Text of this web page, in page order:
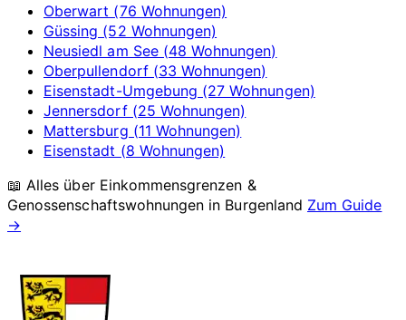
Oberwart (76 Wohnungen)
Güssing (52 Wohnungen)
Neusiedl am See (48 Wohnungen)
Oberpullendorf (33 Wohnungen)
Eisenstadt-Umgebung (27 Wohnungen)
Jennersdorf (25 Wohnungen)
Mattersburg (11 Wohnungen)
Eisenstadt (8 Wohnungen)
📖 Alles über Einkommensgrenzen &
Genossenschaftswohnungen in Burgenland Zum Guide
→